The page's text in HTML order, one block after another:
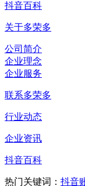
抖音百科
关于多荣多
公司简介
企业理念
企业服务
联系多荣多
行业动态
企业资讯
抖音百科
热门关键词： 抖音